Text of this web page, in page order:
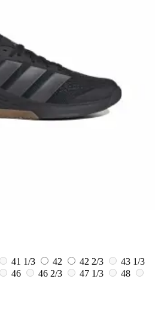
41 1/3 42 42 2/3
43 1/3
46 46 2/3 47 1/3
48